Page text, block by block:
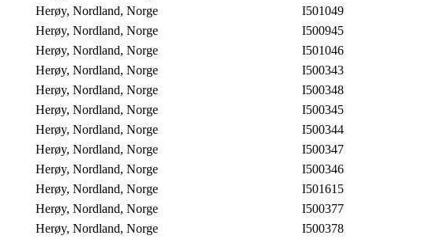
Herøy, Nordland, Norge
I501049
Herøy, Nordland, Norge
I500945
Herøy, Nordland, Norge
I501046
Herøy, Nordland, Norge
I500343
Herøy, Nordland, Norge
I500348
Herøy, Nordland, Norge
I500345
Herøy, Nordland, Norge
I500344
Herøy, Nordland, Norge
I500347
Herøy, Nordland, Norge
I500346
Herøy, Nordland, Norge
I501615
Herøy, Nordland, Norge
I500377
Herøy, Nordland, Norge
I500378